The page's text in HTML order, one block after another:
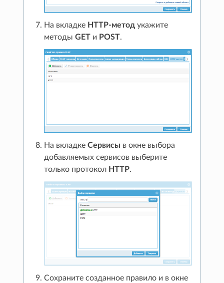
На вкладке HTTP-метод укажите
методыGET и POST.
На вкладкеСервисы в окне выбора
добавляемых сервисов выберите
только протокол HTTP.
Сохраните созданное правило и в окне